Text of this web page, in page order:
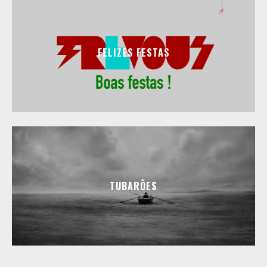
FELIZES FESTAS
TUBARÕES